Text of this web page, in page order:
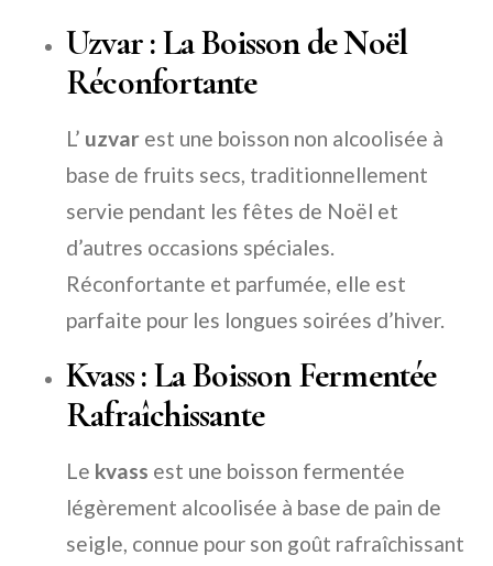
Uzvar : La Boisson de Noël
Réconfortante
L’ uzvar est une boisson non alcoolisée à
base de fruits secs, traditionnellement
servie pendant les fêtes de Noël et
d’autres occasions spéciales.
Réconfortante et parfumée, elle est
parfaite pour les longues soirées d’hiver.
Kvass : La Boisson Fermentée
Rafraîchissante
Le kvass est une boisson fermentée
légèrement alcoolisée à base de pain de
seigle, connue pour son goût rafraîchissant